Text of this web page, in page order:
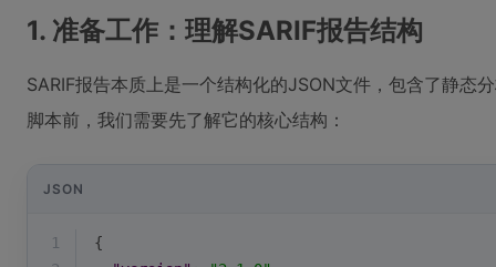
1. 准备工作：理解SARIF报告结构
SARIF报告本质上是一个结构化的JSON文件，包含了静态
脚本前，我们需要先了解它的核心结构：
JSON
1
{